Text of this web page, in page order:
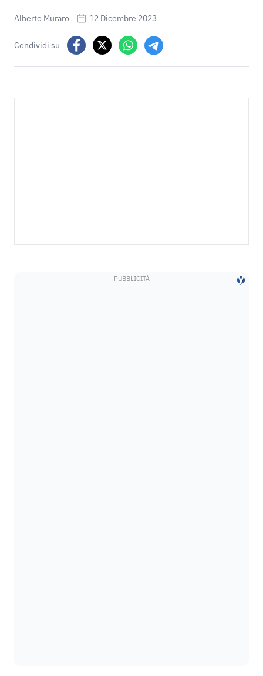
Alberto Muraro 12 Dicembre 2023
Condividi su